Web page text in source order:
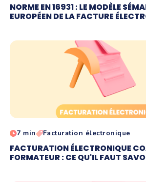
NORME EN 16931 : LE MODÈLE
EUROPÉEN DE LA FACTURE
7 min Facturation électronique
FACTURATION ÉLECTRONIQUE
FORMATEUR : CE QU'IL FAUT